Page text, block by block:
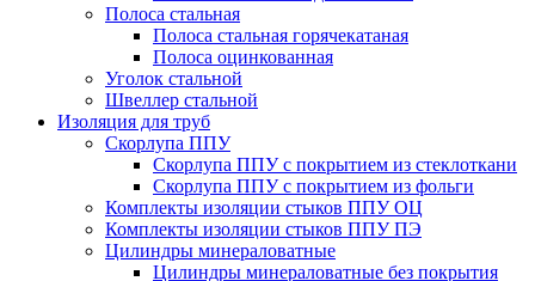
Полоса стальная
Полоса стальная горячекатаная
Полоса оцинкованная
Уголок стальной
Швеллер стальной
Изоляция для труб
Скорлупа ППУ
Скорлупа ППУ с покрытием из стеклоткани
Скорлупа ППУ с покрытием из фольги
Комплекты изоляции стыков ППУ ОЦ
Комплекты изоляции стыков ППУ ПЭ
Цилиндры минераловатные
Цилиндры минераловатные без покрытия